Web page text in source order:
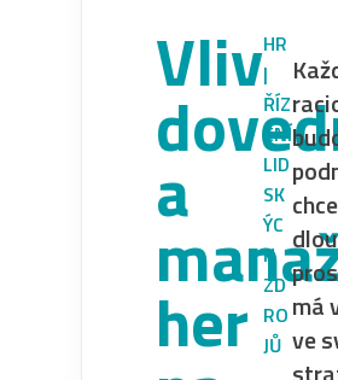
Vliv
a
her
HR
|
ŘÍZ
ENÍ
LID
SK
ÝC
H
ZD
RO
JŮ
má
ve